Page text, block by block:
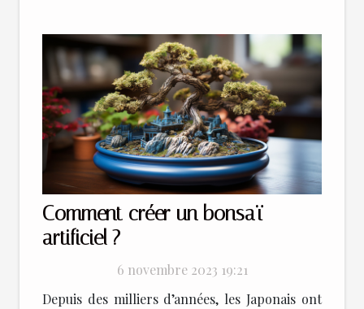
Comment créer un bonsaï
artificiel ?
6 novembre 2023 19:21
Depuis des milliers d’années, les Japonais ont